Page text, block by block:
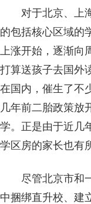
对于北京、上
的包括核心区域的
上涨开始，逐渐向
打算送孩子去国外
在国内，催生了不
几年前二胎政策放
学。正是由于近几
学区房的家长也有
尽管北京市和
中捆绑直升校、建